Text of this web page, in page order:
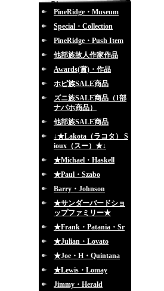
別
PineRidge・Museum
Special・Collection
PineRidge・Push Item
他部族故人作家作品
Awards(賞)・作品
ホピ族SALE商品
ズニ族SALE商品（1部
ナバホ商品）
他部族SALE商品
↓★Lakota（ラコタ） S
ioux（スー）★↓
★Michael・Haskell
★Paul・Szabo
Barry・Johnson
★サンダーバードショ
ップファミリー★
★Frank・Patania・Sr
★Julian・Lovato
★Joe・H・Quintana
★Lewis・Lomay
Jimmy・Herald